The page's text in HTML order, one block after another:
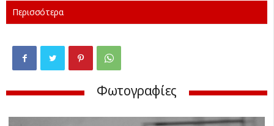
Περισσότερα
Φωτογραφίες